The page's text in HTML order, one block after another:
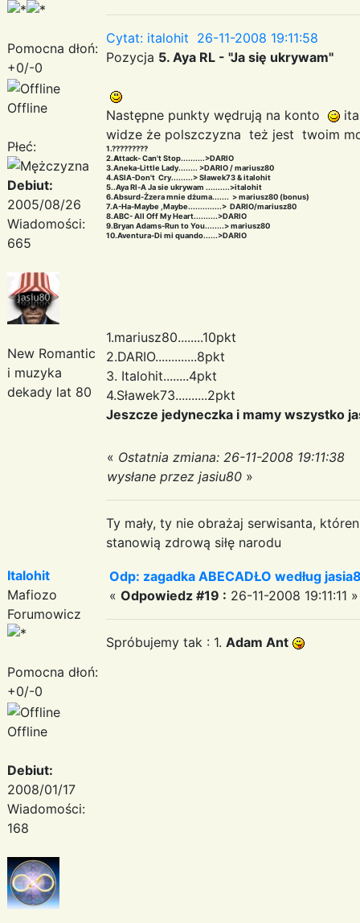
Pomocna dłoń:
+0/-0
Offline
Płeć:
Debiut:
2005/08/26
Wiadomości:
665
New Romantic
i muzyka
dekady lat 80
Cytat: italohit 26-11-2008 19:11:58
Pozycja 5. Aya RL - "Ja się ukrywam''
Następne punkty wędrują na konto
widze że polszczyzna też jest twoim
1.?????????
2.Attack- Can't Stop..........>DARIO
3.Aneka-Little Lady........ >DARIO / mariusz80
4.ASIA-Don't Cry.........> Sławek73 & italohit
5..Aya Rl-A Ja sie ukrywam ..........>italohit
6.Absurd-Żzera mnie dżuma....... > mariusz80 (bonus)
7.A-Ha-Maybe ,Maybe..............> DARIO/mariusz80
8.ABC- All Off My Heart..........>DARIO
9.Bryan Adams-Run to You........> mariusz80
10.Aventura-Di mi quando......>DARIO
1.mariusz80........10pkt
2.DARIO.............8pkt
3. Italohit........4pkt
4.Sławek73..........2pkt
Jeszcze jedyneczka i mamy wszystko
« Ostatnia zmiana: 26-11-2008 19:11:38
wysłane przez jasiu80 »
Ty mały, ty nie obrażaj serwisanta,
stanowią zdrową siłę narodu
Italohit
Mafiozo
Forumowicz
Pomocna dłoń:
+0/-0
Offline
Debiut:
2008/01/17
Wiadomości:
168
Odp: zagadka ABECADŁO według
« Odpowiedz #19 : 26-11-2008 19:11:11 »
Spróbujemy tak : 1. Adam Ant